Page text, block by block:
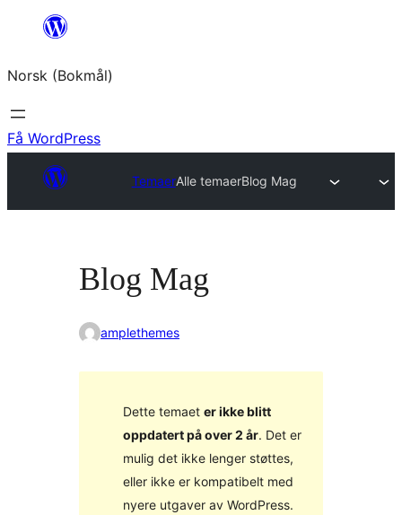
Hopp
innhold
Norsk (Bokmål)
Få WordPress
TemaerAlle temaerBlog Mag
Blog Mag
amplethemes
Dette temaet er ikke blitt
oppdatert på over 2 år. Det er
mulig det ikke lenger støttes,
eller ikke er kompatibelt med
nyere utgaver av WordPress.